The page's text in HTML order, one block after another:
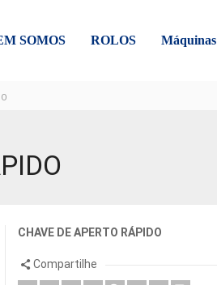
SOMOS ROLOS Máquinas
CHAVE DE APERTO RÁPIDO
Compartilhe